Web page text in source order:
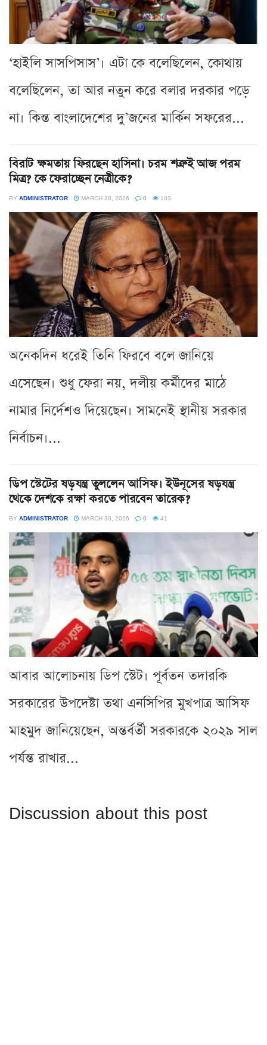
‘হাইলি সাসপিসাস’। এটা কে বলেছিলেন, কোথায়
বলেছিলেন, তা আর নতুন করে বলার দরকার পড়ে
না। কিন্ত বাংলাদেশের দু’জনের মার্কিন সফরের...
বিরাট ক্ষমতায় ফিরছেন হাসিনা। চরম শত্রুই আজ পরম
মিত্র? কে ফেরাচ্ছেন নেত্রীকে?
BY ADMINISTRATOR MARCH 30, 2026 0 103
অনেকদিন ধরেই তিনি ফিরবে বলে জানিয়ে
এসেছেন। শুধু ফেরা নয়, দলীয় কর্মীদের মাঠে
নামার নির্দেশও দিয়েছেন। সামনেই স্থানীয় সরকার
নির্বাচন।...
ডিপ স্টেটের ষড়যন্ত্র তুললেন আসিফ। ইউনূসের ষড়যন্ত্র
থেকে দেশকে রক্ষা করতে পারবেন তারেক?
BY ADMINISTRATOR MARCH 30, 2026 0 41
আবার আলোচনায় ডিপ স্টেট। পূর্বতন তদারকি
সরকারের উপদেষ্টা তথা এনসিপির মুখপাত্র আসিফ
মাহমুদ জানিয়েছেন, অন্তর্বর্তী সরকারকে ২০২৯ সাল
পর্যন্ত রাখার...
Discussion about this post